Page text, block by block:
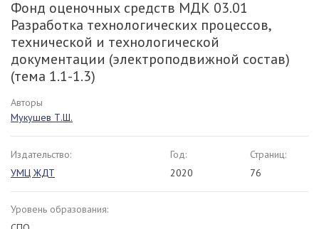
Фонд оценочных средств МДК 03.01
Разработка технологических процессов,
технической и технологической
документации (электроподвижной состав)
(тема 1.1-1.3)
Авторы
Мукушев Т.Ш.
Издательство:
УМЦ ЖДТ
Год:
2020
Страниц:
76
Уровень образования: